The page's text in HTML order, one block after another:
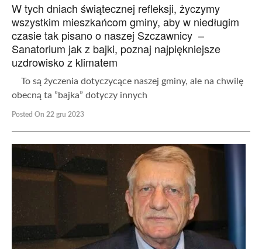
W tych dniach świątecznej refleksji, życzymy
wszystkim mieszkańcom gminy, aby w niedługim
czasie tak pisano o naszej Szczawnicy –
Sanatorium jak z bajki, poznaj najpiękniejsze
uzdrowisko z klimatem
To są życzenia dotyczycące naszej gminy, ale na chwilę
obecną ta ”bajka” dotyczy innych
Posted On 22 gru 2023